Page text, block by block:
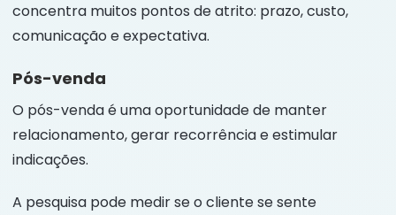
concentra muitos pontos de atrito: prazo, custo,
comunicação e expectativa.
Pós-venda
O pós-venda é uma oportunidade de manter
relacionamento, gerar recorrência e estimular
indicações.
A pesquisa pode medir se o cliente se sente